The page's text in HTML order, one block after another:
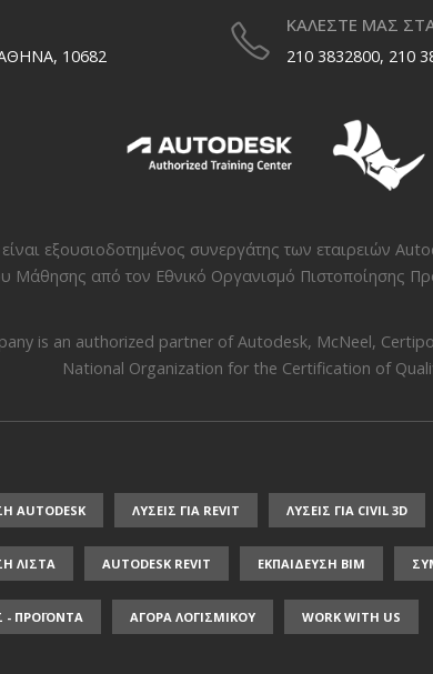
10682
ΚΑΛΕΣΤΕ ΜΑΣ
210 3832800, 210
είναι εξουσιοδοτημένος συνεργάτης των εταιρειών
Μάθησης από τον Εθνικό Οργανισμό Πιστοποίησης
is an authorized partner ofAutodesk, McNeel,
National Organization for the Certification of
AUTODESK ΛΥΣΕΙΣ ΓΙΑ REVIT ΛΥΣΕΙΣ ΓΙΑ CIVIL 3D
ΛΙΣΤΑ AUTODESK REVIT ΕΚΠΑΙΔΕΥΣΗ ΒΙΜ
- ΠΡΟΪΟΝΤΑ ΑΓΟΡΑ ΛΟΓΙΣΜΙΚΟΥ WORK WITH US